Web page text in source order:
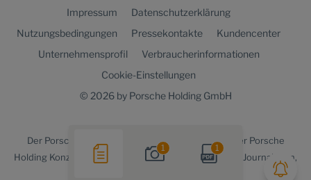
1 1
Impressum
Datenschutzerklärung
Nutzungsbedingungen
Pressekontakte
Kundencenter
Unternehmensprofil
Verbraucherinformationen
Cookie-Einstellungen
© 2026 by Porsche Holding GmbH
Der Porsche Holding newsroomist ein Angebot der Porsche
Holding Konzernkommunikation für Medienvertreter, Journalisten,